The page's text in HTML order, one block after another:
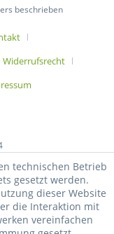
beschrieben
Widerrufsrecht
technischen Betrieb
gesetzt werden.
dieser Website
die Interaktion mit
vereinfachen